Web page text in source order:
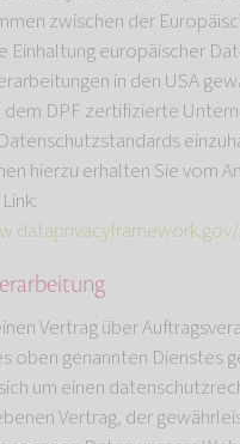
zwischen der
Einhaltung europäischer
in den USA
dem DPF zertifizierte
hierzu erhalten Sie vom
Vertrag über
oben genannten Dienstes
um einen
Vertrag, der